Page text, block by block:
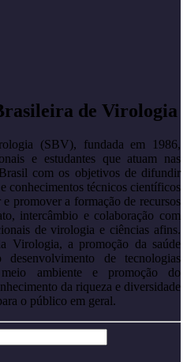
de Virologia
(SBV), fundada em 1986,
e estudantes que atuam nas
com os objetivos de difundir
conhecimentos técnicos científicos
promover a formação de recursos
intercâmbio e colaboração com
de virologia e ciências afins.
Virologia, a promoção da saúde
de tecnologias
ambiente e promoção do
da riqueza e diversidade
o público em geral.